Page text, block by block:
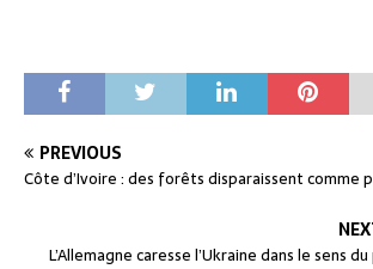
PREVIOUS
Côte d’Ivoire : des forêts disparaissent comme
L’Allemagne caresse l’Ukraine dans le sens